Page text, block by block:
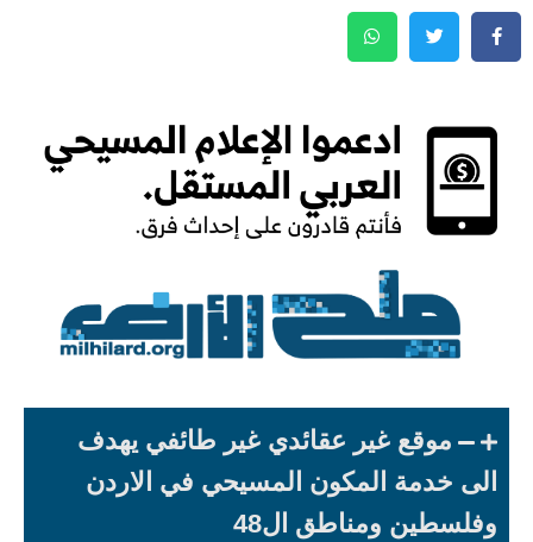
موقع غير عقائدي غير طائفي يهدف
الى خدمة المكون المسيحي في الاردن
وفلسطين ومناطق ال48